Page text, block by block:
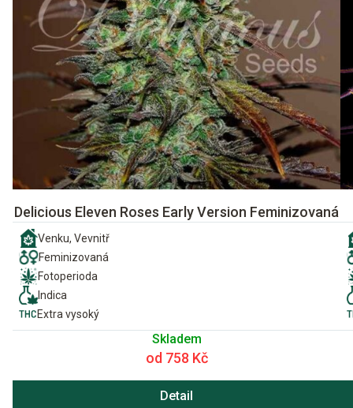
Delicious Eleven Roses Early Version Feminizovaná
Venku, Vevnitř
Feminizovaná
Fotoperioda
Indica
Extra vysoký
Skladem
od 758 Kč
Detail